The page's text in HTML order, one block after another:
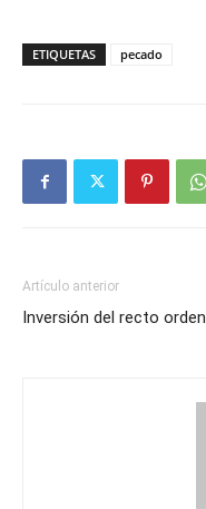
ETIQUETAS pecado
Artículo anterior
Inversión del recto orden